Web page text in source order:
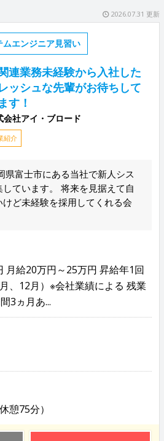
2026.07.31 更新
エンジニア見習い
連業務未経験から入社した
ッシュな先輩がお待ちして
す！
会社アイ・ブロード
紹介
富士市にある当社で新人シス
ています。 将来を見据えて自
ど未経験を採用してくれる会
月給20万円～25万円 昇給年1回
、12月）※会社業績による 残業
3ヵ月あ...
憩75分）